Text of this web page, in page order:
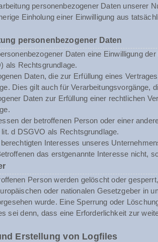
personenbezogener Daten unserer
Einholung einer Einwilligung aus
personenbezogener Daten
Daten eine Einwilligung
als Rechtsgrundlage.
Daten, die zur Erfüllung eines
Dies gilt auch für Verarbeitungsvorgänge,
Daten zur Erfüllung einer rechtlichen
der betroffenen Person oder einer
d DSGVO als Rechtsgrundlage.
Interesses unseres
das erstgenannte Interesse nicht,
Person werden gelöscht oder
oder nationalen Gesetzgeber in
wurde. Eine Sperrung oder
sei denn, dass eine Erforderlichkeit zur
Erstellung von Logfiles